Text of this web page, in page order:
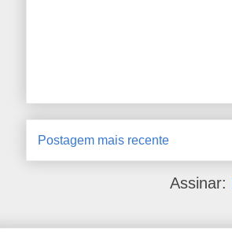
Postagem mais recente
Assinar: